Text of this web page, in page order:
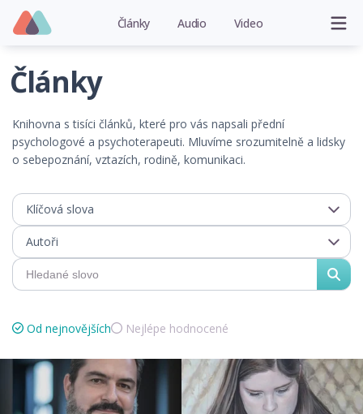
Články Audio Video
Články
Knihovna s tisíci článků, které pro vás napsali přední
psychologové a psychoterapeuti. Mluvíme srozumitelně a lidsky
o sebepoznání, vztazích, rodině, komunikaci.
Klíčová slova
Autoři
Od nejnovějších Nejlépe hodnocené